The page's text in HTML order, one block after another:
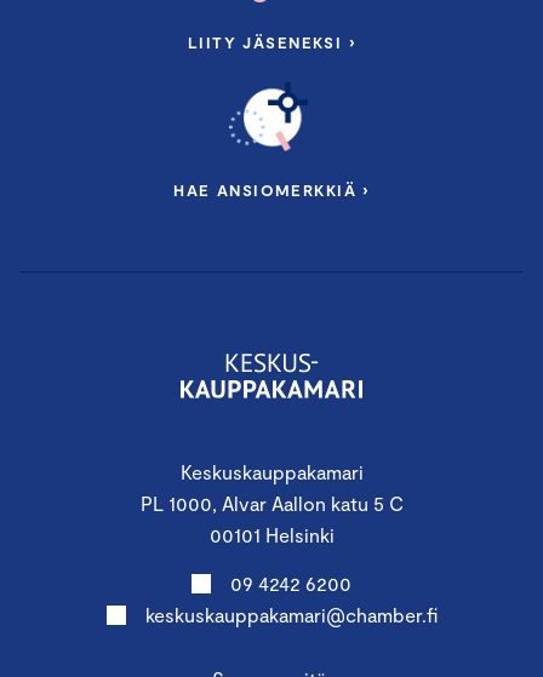
Keskuskauppakamari
PL 1000, Alvar Aallon katu 5 C
00101 Helsinki
09 4242 6200
keskuskauppakamari@chamber.fi
LIITY JÄSENEKSI ›
HAE ANSIOMERKKIÄ ›